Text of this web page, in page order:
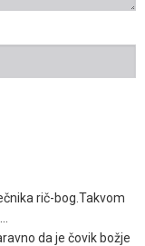
rič-bog.Takvom
da je čovik božje